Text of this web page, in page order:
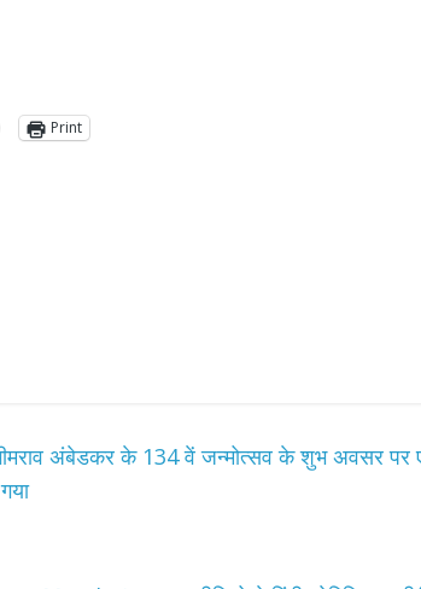
Print
अंबेडकर के 134 वें जन्मोत्सव के शुभ अवसर पर